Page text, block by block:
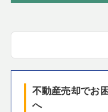
不動産売却で
へ